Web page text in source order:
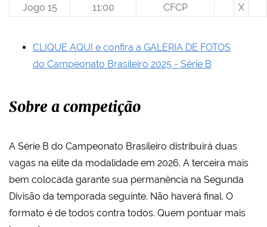
Jogo 15
11:00 CFCP X
CLIQUE AQUI e confira a GALERIA DE FOTOS
do Campeonato Brasileiro 2025 - Série B
Sobre a competição
A Série B do Campeonato Brasileiro distribuirá duas
vagas na elite da modalidade em 2026. A terceira mais
bem colocada garante sua permanência na Segunda
Divisão da temporada seguinte. Não haverá final. O
formato é de todos contra todos. Quem pontuar mais